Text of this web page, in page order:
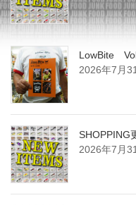
LowBite
2026年7月
SHOPPING
2026年7月